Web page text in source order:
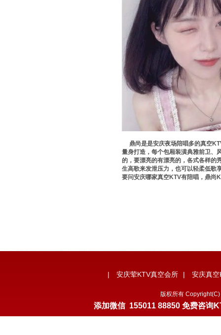
鼎尚是是安庆夜场陪唱多的真空
量身打造，每个包厢装潢典雅前卫、
的，要漂亮的有漂亮的，各式各样的
生高歌来发泄压力，也可以轻柔低歌
要问安庆哪家真空KTV有陪唱，鼎尚
| 安庆荤KTV真空会所 | 安庆真
版权所有
添加微信 155011 88850免费咨询